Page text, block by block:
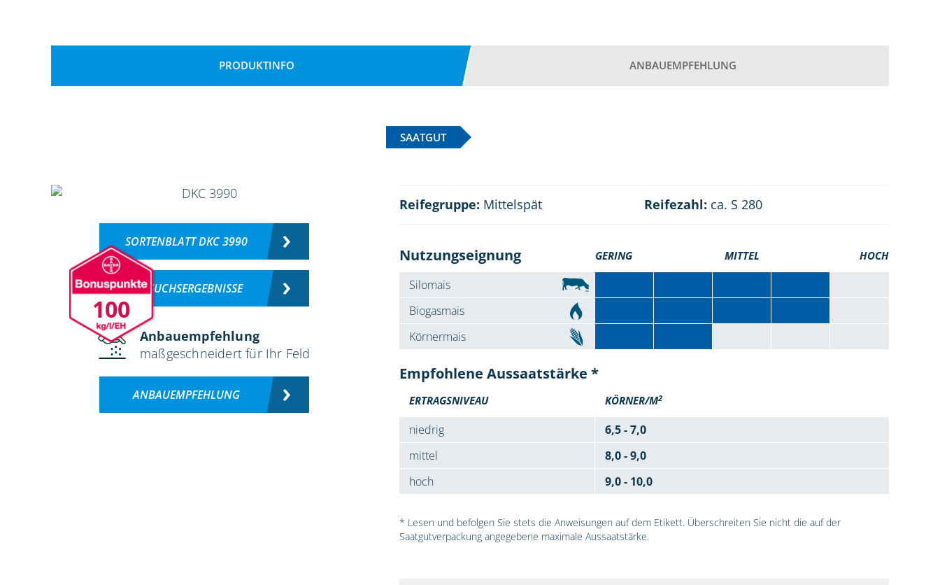
PRODUKTINFO ANBAUEMPFEHLUNG
SAATGUT
100
SORTENBLATT DKC 3990
VERSUCHSERGEBNISSE
Anbauempfehlung
maßgeschneidert für Ihr Feld
ANBAUEMPFEHLUNG
Reifegruppe: Mittelspät Reifezahl: ca. S 280
Nutzungseignung GERING MITTEL HOCH
Silomais
Biogasmais
Körnermais
Empfohlene Aussaatstärke *
ERTRAGSNIVEAU KÖRNER/M2
niedrig
6,5 - 7,0
mittel
8,0 - 9,0
hoch
9,0 - 10,0
* Lesen und befolgen Sie stets die Anweisungen auf dem Etikett. Überschreiten Sie nicht die auf der
Saatgutverpackung angegebene maximale Aussaatstärke.